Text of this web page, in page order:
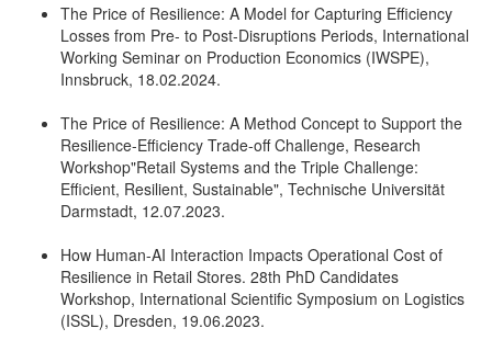
The Price of Resilience: A Model for Capturing Efficiency
Losses from Pre- to Post-Disruptions Periods, International
Working Seminar on Production Economics (IWSPE),
Innsbruck, 18.02.2024.
The Price of Resilience: A Method Concept to Support the
Resilience-Efficiency Trade-off Challenge, Research
Workshop"Retail Systems and the Triple Challenge:
Efficient, Resilient, Sustainable", Technische Universität
Darmstadt, 12.07.2023.
How Human-AI Interaction Impacts Operational Cost of
Resilience in Retail Stores. 28th PhD Candidates
Workshop, International Scientific Symposium on Logistics
(ISSL), Dresden, 19.06.2023.